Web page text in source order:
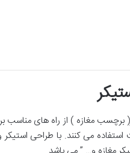
برچسب مغازه ) از راه های مناسب
می کنند. با طراحی